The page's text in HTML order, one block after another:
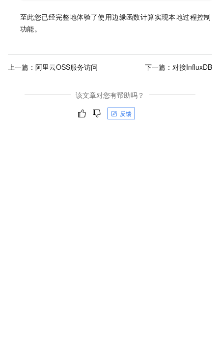
至此您已经完整地体验了使用边缘函数计算实现本地过程控制
功能。
上一篇： 阿里云OSS服务访问 下一篇： 对接InfluxDB
该文章对您有帮助吗？
反馈